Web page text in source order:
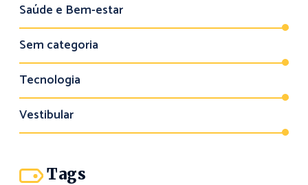
Saúde e Bem-estar
Sem categoria
Tecnologia
Vestibular
Tags